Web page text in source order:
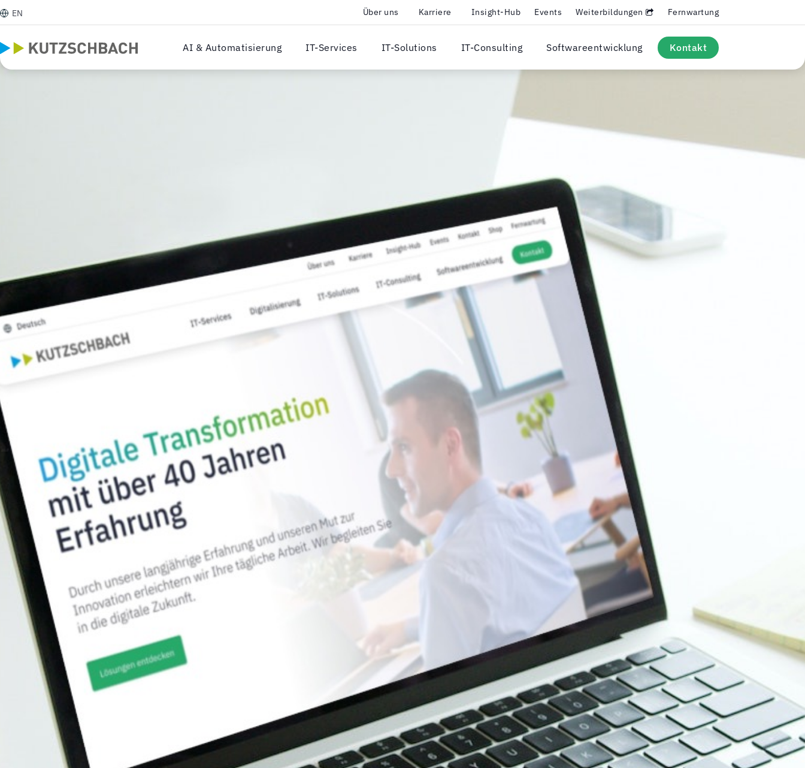
EN Über uns Karriere Insight-Hub Events Weiterbildungen Fernwartung
AI & Automatisierung IT-Services IT-Solutions IT-Consulting Softwareentwicklung Kontakt